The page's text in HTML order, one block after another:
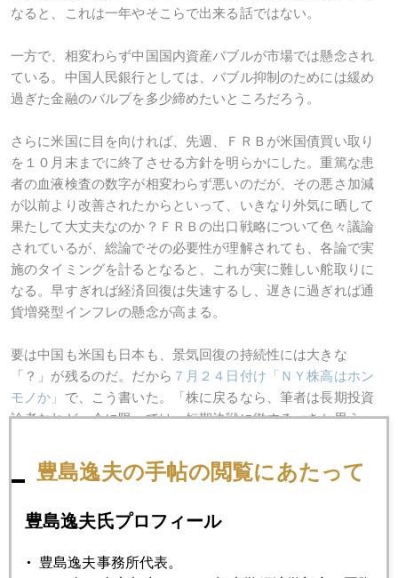
なると、これは一年やそこらで出来る話ではない。
一方で、相変わらず中国国内資産バブルが市場では懸念され
ている。中国人民銀行としては、バブル抑制のためには緩め
過ぎた金融のバルブを多少締めたいところだろう。
さらに米国に目を向ければ、先週、ＦＲＢが米国債買い取り
を１０月末までに終了させる方針を明らかにした。重篤な患
者の血液検査の数字が相変わらず悪いのだが、その悪さ加減
が以前より改善されたからといって、いきなり外気に晒して
果たして大丈夫なのか？ＦＲＢの出口戦略について色々議論
されているが、総論でその必要性が理解されても、各論で実
施のタイミングを計るとなると、これが実に難しい舵取りに
なる。早すぎれば経済回復は失速するし、遅きに過ぎれば通
貨増発型インフレの懸念が高まる。
要は中国も米国も日本も、景気回復の持続性には大きな
「？」が残るのだ。だから ７月２４日付け「ＮＹ株高はホン
モノか」 で、こう書いた。「株に戻るなら、筆者は長期投資
論者なれど、今に限っては、短期決戦に徹するべきと思う。
う。」
低迷し、金融資産としての金需要は拡大するシナリオが続
豊島逸夫の手帖の閲覧にあたって
豊島逸夫氏プロフィール
豊島逸夫事務所代表。